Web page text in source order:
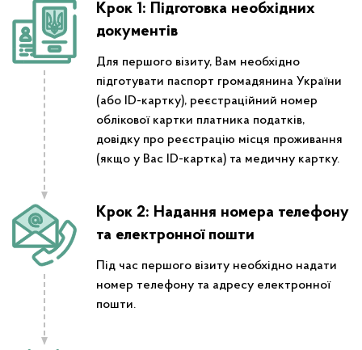
Крок 1: Підготовка необхідних
документів
Для першого візиту, Вам необхідно
підготувати паспорт громадянина України
(або ID-картку), реєстраційний номер
облікової картки платника податків,
довідку про реєстрацію місця проживання
(якщо у Вас ID-картка) та медичну картку.
Крок 2: Надання номера телефону
та електронної пошти
Під час першого візиту необхідно надати
номер телефону та адресу електронної
пошти.